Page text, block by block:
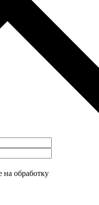
на обработку